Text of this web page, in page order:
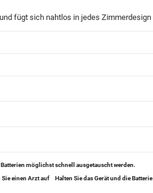
fügt sich nahtlos in jedes Zimmerdesign
möglichst schnell ausgetauscht werden.
einen Arzt auf Halten Sie das Gerät und die